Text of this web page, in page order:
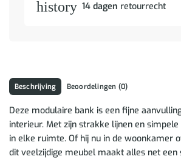
history 14 dagen retourrecht
Beschrijving Beoordelingen (0)
Deze modulaire bank is een fijne
interieur. Met zijn strakke lijnen en
in elke ruimte. Of hij nu in de woonkamer
dit veelzijdige meubel maakt alles net een